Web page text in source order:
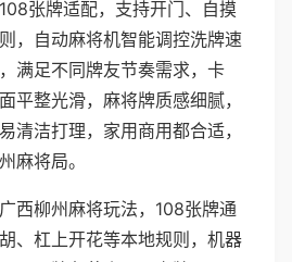
张牌适配，支持开门、自摸
，自动麻将机智能调控洗牌速
满足不同牌友节奏需求，卡
平整光滑，麻将牌质感细腻，
清洁打理，家用商用都合适，
麻将局。
西柳州麻将玩法，108张牌通
、杠上开花等本地规则，机器